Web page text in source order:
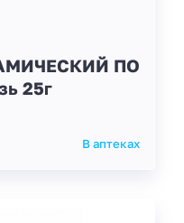
ПО
25г
В аптеках